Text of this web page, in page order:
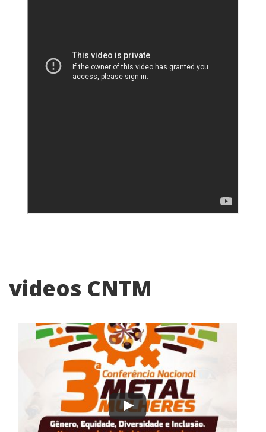
videos CNTM